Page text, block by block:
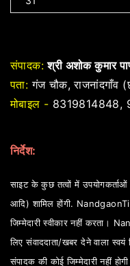
संपादक: श्री अशोक कुमार
पता: गंज चौक, राजनांदगाँव
मोबाइल - 8319814848,
निर्देश:
साइट के कुछ तत्वों में उपयोगकर्ताओं
आदि) शामिल होंगी.
जिम्मेदारी स्वीकार नहीं करता।
लिए संवाददाता/खबर देने वाला
संपादक की कोई जिम्मेदारी नहीं